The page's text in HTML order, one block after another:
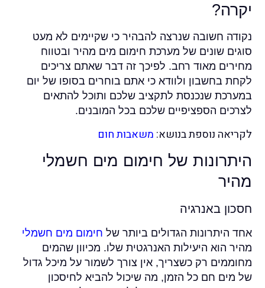
יקרה?
נקודה חשובה שנרצה להבהיר כי שקיימים לא מעט
סוגים שונים של מערכת חימום מים מהיר ובטווח
מחירים מאוד רחב. לפיכך זה דבר שאתם צריכים
לקחת בחשבון ולוודא כי אתם בוחרים בסופו של יום
במערכת שנכנסת לתקציב שלכם ותוכל להתאים
לצרכים הספציפיים שלכם בכל המובנים.
לקריאה נוספת בנושא: משאבות חום
היתרונות של חימום מים חשמלי
מהיר
חסכון באנרגיה
אחד היתרונות הגדולים ביותר של חימום מים חשמלי
מהיר הוא היעילות האנרגטית שלו. מכיוון שהמים
מחוממים רק כשצריך, אין צורך לשמור על מיכל גדול
של מים חם כל הזמן, מה שיכול להביא לחיסכון